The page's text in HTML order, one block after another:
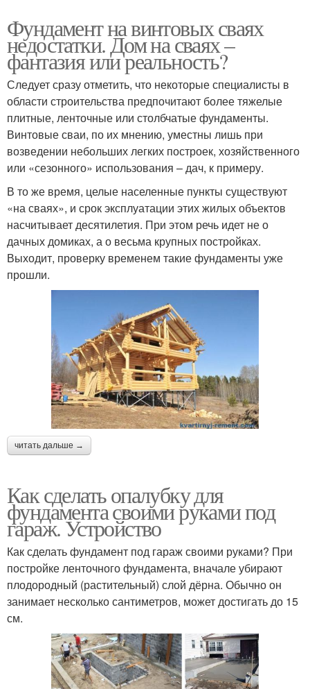
Фундамент на винтовых сваях
недостатки. Дом на сваях –
фантазия или реальность?
Следует сразу отметить, что некоторые специалисты в
области строительства предпочитают более тяжелые
плитные, ленточные или столбчатые фундаменты.
Винтовые сваи, по их мнению, уместны лишь при
возведении небольших легких построек, хозяйственного
или «сезонного» использования – дач, к примеру.
В то же время, целые населенные пункты существуют
«на сваях», и срок эксплуатации этих жилых объектов
насчитывает десятилетия. При этом речь идет не о
дачных домиках, а о весьма крупных постройках.
Выходит, проверку временем такие фундаменты уже
прошли.
читать дальше →
Как сделать опалубку для
фундамента своими руками под
гараж. Устройство
Как сделать фундамент под гараж своими руками? При
постройке ленточного фундамента, вначале убирают
плодородный (растительный) слой дёрна. Обычно он
занимает несколько сантиметров, может достигать до 15
см.